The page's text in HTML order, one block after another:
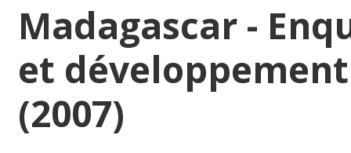
Madagascar -
et
(2007)